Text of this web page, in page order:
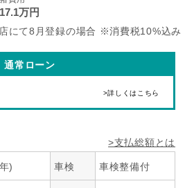
17.1万円
にて8月登録の場合 ※消費税10%込み
通常ローン
>詳しくはこちら
>支払総額とは
) 車検 車検整備付